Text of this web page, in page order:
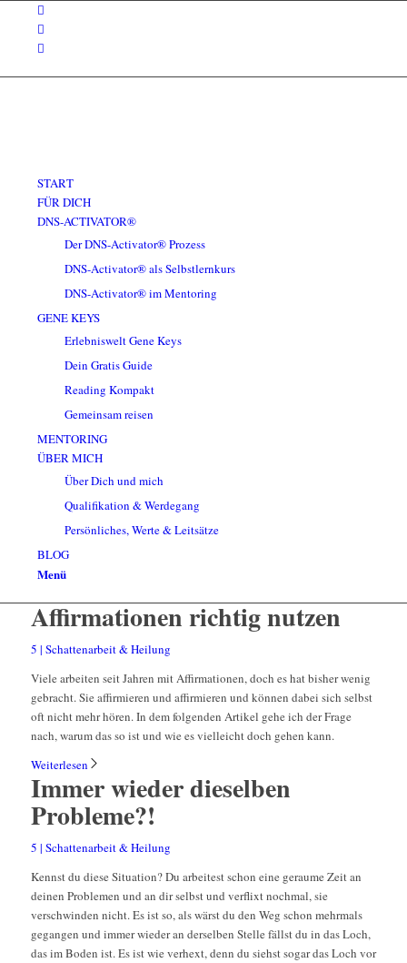
START
FÜR DICH
DNS-ACTIVATOR®
Der DNS-Activator® Prozess
DNS-Activator® als Selbstlernkurs
DNS-Activator® im Mentoring
GENE KEYS
Erlebniswelt Gene Keys
Dein Gratis Guide
Reading Kompakt
Gemeinsam reisen
MENTORING
ÜBER MICH
Über Dich und mich
Qualifikation & Werdegang
Persönliches, Werte & Leitsätze
BLOG
Menü
Affirmationen richtig nutzen
5 | Schattenarbeit & Heilung
Viele arbeiten seit Jahren mit Affirmationen, doch es hat bisher wenig
gebracht. Sie affirmieren und affirmieren und können dabei sich selbst
oft nicht mehr hören. In dem folgenden Artikel gehe ich der Frage
nach, warum das so ist und wie es vielleicht doch gehen kann.
Weiterlesen
Immer wieder dieselben
Probleme?!
5 | Schattenarbeit & Heilung
Kennst du diese Situation? Du arbeitest schon eine geraume Zeit an
deinen Problemen und an dir selbst und verflixt nochmal, sie
verschwinden nicht. Es ist so, als wärst du den Weg schon mehrmals
gegangen und immer wieder an derselben Stelle fällst du in das Loch,
das im Boden ist. Es ist wie verhext, denn du siehst sogar das Loch vor